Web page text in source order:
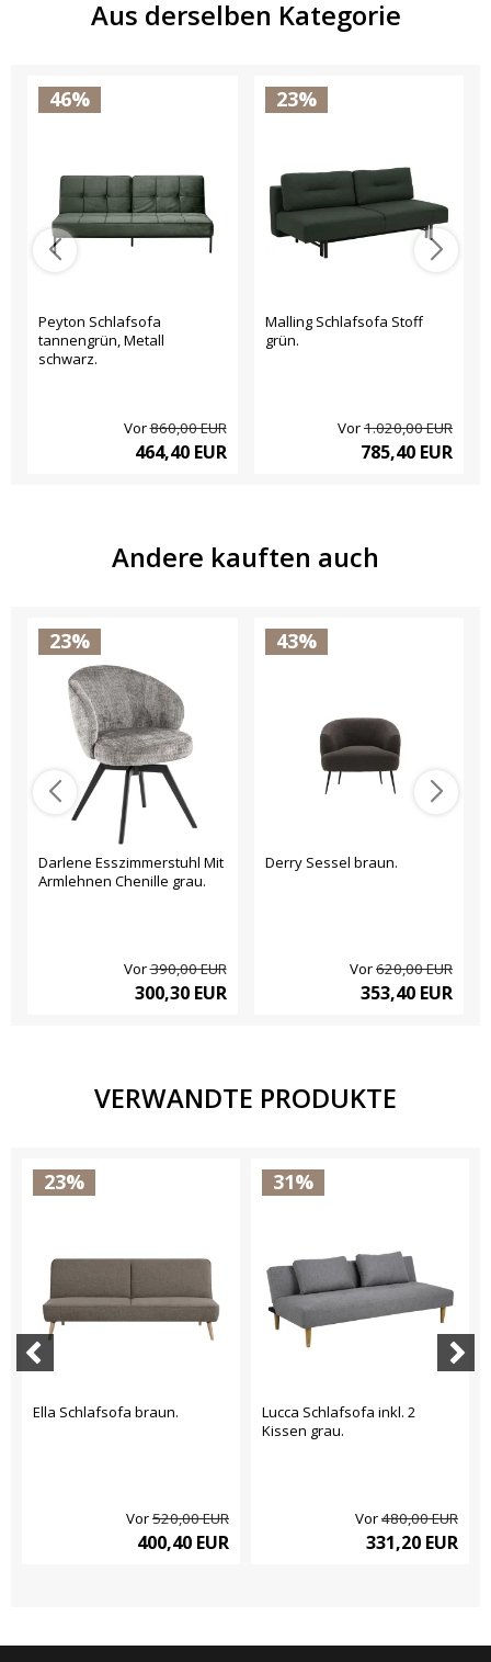
Aus derselben Kategorie
46%
Peyton Schlafsofa
tannengrün, Metall
schwarz.
Vor860,00 EUR
464,40 EUR
23%
Malling Schlafsofa Stoff
grün.
Vor1.020,00 EUR
785,40 EUR
Andere kauften auch
23%
Darlene Esszimmerstuhl Mit
Armlehnen Chenille grau.
Vor390,00 EUR
300,30 EUR
43%
Derry Sessel braun.
Vor620,00 EUR
353,40 EUR
VERWANDTE PRODUKTE
23%
Ella Schlafsofa braun.
Vor520,00 EUR
400,40 EUR
31%
Lucca Schlafsofa inkl. 2
Kissen grau.
Vor480,00 EUR
331,20 EUR